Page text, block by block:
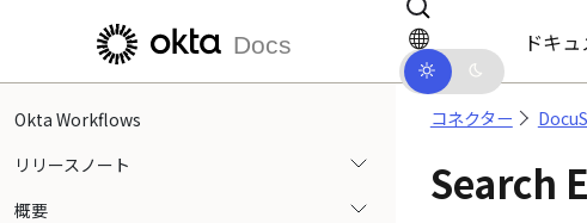
メインコンテンツにスキップ ドキュメントナビゲーションにスキップ
Docs ドキ
Okta Workflows
リリースノート
概要
コネクター
Search